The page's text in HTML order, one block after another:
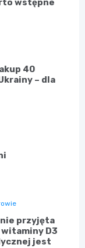
wstępne
40
– dla
przyjęta
D3
jest